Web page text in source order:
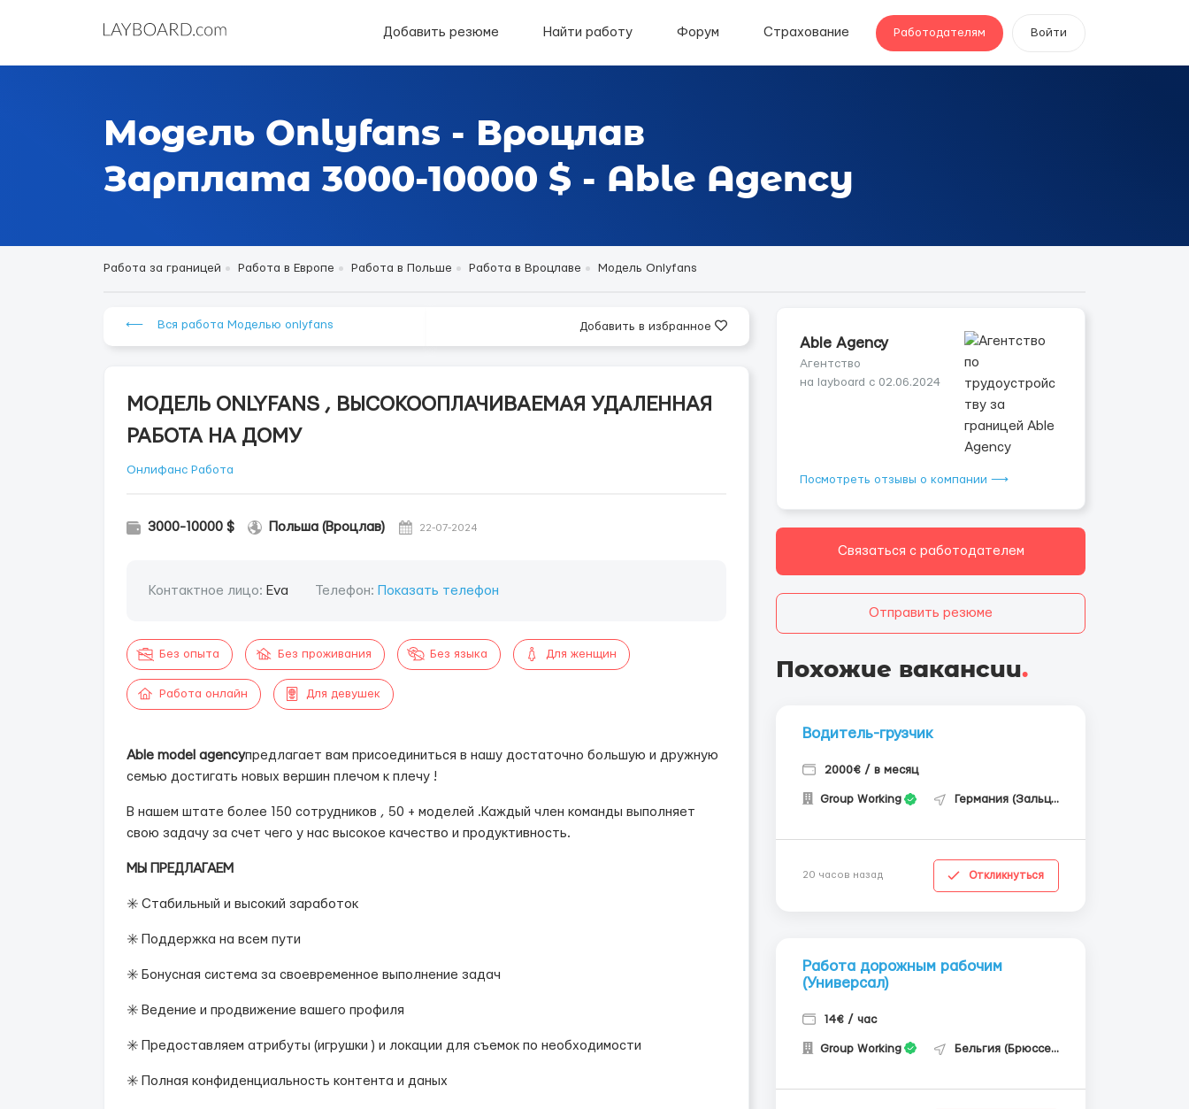
Добавить резюме Найти работу Форум Страхование Работодателям Войти
Модель Onlyfans - Вроцлав
Зарплата 3000-10000 $ - Able Agency
Работа за границей Работа в Европе Работа в Польше Работа в Вроцлаве Модель Onlyfans
⟵ Вся работа Моделью onlyfans Добавить в избранное
МОДЕЛЬ ONLYFANS , ВЫСОКООПЛАЧИВАЕМАЯ УДАЛЕННАЯ
РАБОТА НА ДОМУ
Онлифанс Работа
3000-10000 $ Польша (Вроцлав) 22-07-2024
Контактное лицо: Eva Телефон: Показать телефон
Без опыта Без проживания Без языка Для женщин
Работа онлайн Для девушек
Able model agencyпредлагает вам присоединиться в нашу достаточно большую и дружную
семью достигать новых вершин плечом к плечу !
В нашем штате более 150 сотрудников , 50 + моделей .Каждый член команды выполняет
свою задачу за счет чего у нас высокое качество и продуктивность.
МЫ ПРЕДЛАГАЕМ
✳️ Стабильный и высокий заработок
✳️ Поддержка на всем пути
✳️ Бонусная система за своевременное выполнение задач
✳️ Ведение и продвижение вашего профиля
✳️ Предоставляем атрибуты (игрушки ) и локации для съемок по необходимости
✳️ Полная конфиденциальность контента и даных
Able Agency
Агентство
на layboard с 02.06.2024
Посмотреть отзывы о компании ⟶
Связаться с работодателем
Отправить резюме
Похожие вакансии.
Водитель-грузчик
2000€ / в месяц
Group Working Германия (Зальцгиттер)
20 часов назад Откликнуться
Работа дорожным рабочим
(Универсал)
14€ / час
Group Working Бельгия (Брюссель)